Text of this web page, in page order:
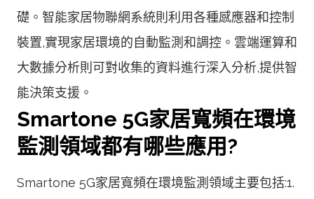
礎。智能家居物聯網系統則利用各種感應器和控制
裝置,實現家居環境的自動監測和調控。雲端運算和
大數據分析則可對收集的資料進行深入分析,提供智
能決策支援。
Smartone 5G家居寬頻在環境
監測領域都有哪些應用?
Smartone 5G家居寬頻在環境監測領域主要包括:1.